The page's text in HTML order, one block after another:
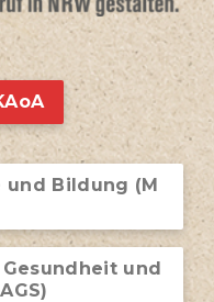
Bildung (M
und